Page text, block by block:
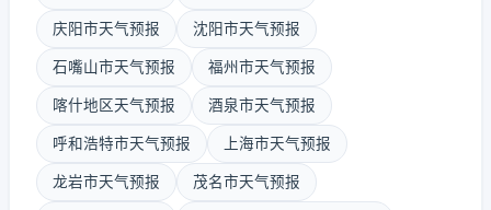
庆阳市天气预报 沈阳市天气预报
石嘴山市天气预报 福州市天气预报
喀什地区天气预报 酒泉市天气预报
呼和浩特市天气预报 上海市天气预报
龙岩市天气预报 茂名市天气预报